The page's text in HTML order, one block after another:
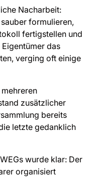
Nacharbeit:
formulieren,
fertigstellen und
das
verging oft einige
zusätzlicher
bereits
letzte gedanklich
wurde klar: Der
organisiert